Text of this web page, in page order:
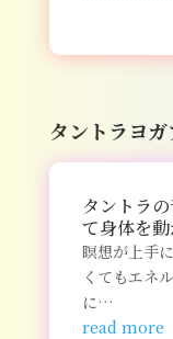
タントラヨ
タントラ
て身体を
瞑想が上手
くてもエネ
に…
read more